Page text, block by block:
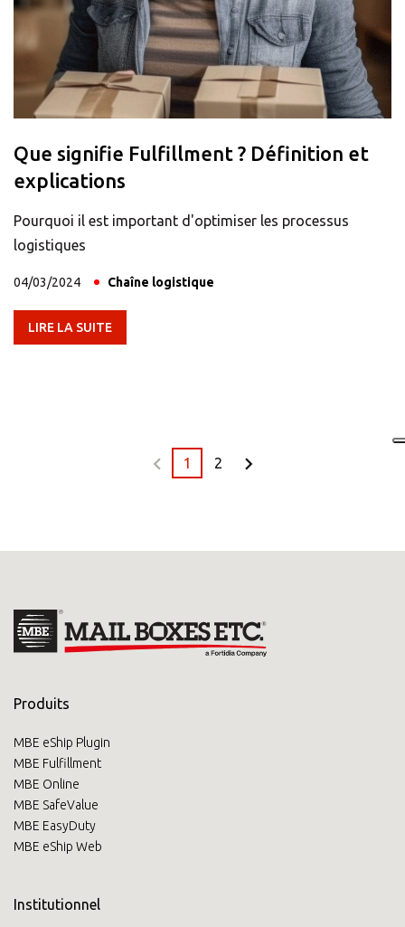
Que signifie Fulfillment ? Définition et
explications
Pourquoi il est important d'optimiser les processus
logistiques
04/03/2024 Chaîne logistique
LIRE LA SUITE
1 2
Produits
MBE eShip Plugin
MBE Fulfillment
MBE Online
MBE SafeValue
MBE EasyDuty
MBE eShip Web
Institutionnel